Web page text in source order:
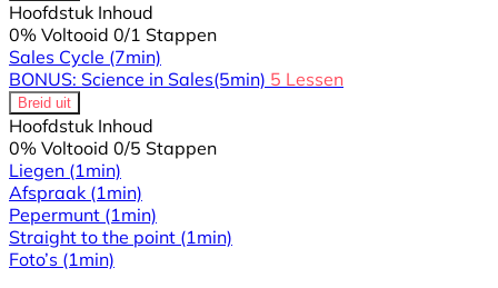
Hoofdstuk Inhoud
0% Voltooid 0/1 Stappen
Sales Cycle (7min)
BONUS: Science in Sales(5min) 5 Lessen
Breid uit
Hoofdstuk Inhoud
0% Voltooid 0/5 Stappen
Liegen (1min)
Afspraak (1min)
Pepermunt (1min)
Straight to the point (1min)
Foto’s (1min)